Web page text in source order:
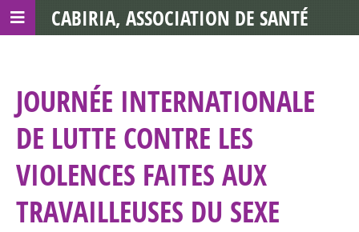
JOURNÉE INTERNATIONALE
DE LUTTE CONTRE LES
VIOLENCES FAITES AUX
TRAVAILLEUSES DU SEXE
CABIRIA, ASSOCIATION DE SANTÉ